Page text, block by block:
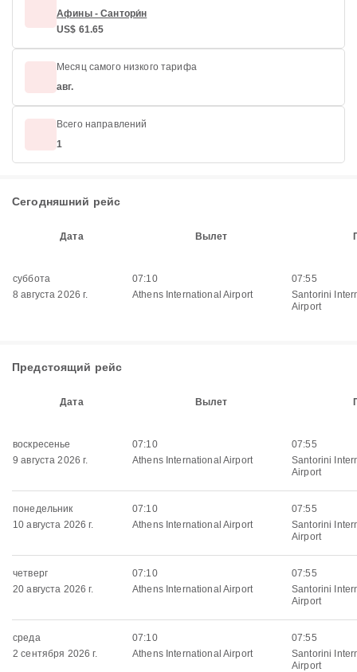
Афины - Сантори́н
US$ 61.65
Месяц самого низкого тарифа
авг.
Всего направлений
1
Сегодняшний рейс
Дата Вылет
суббота
8 августа 2026 г.
07:10
Athens International Airport
07:55
Santorini
Airport
Предстоящий рейс
Дата Вылет
воскресенье
9 августа 2026 г.
07:10
Athens International Airport
07:55
Santorini
Airport
понедельник
10 августа 2026 г.
07:10
Athens International Airport
07:55
Santorini
Airport
четверг
20 августа 2026 г.
07:10
Athens International Airport
07:55
Santorini
Airport
среда
2 сентября 2026 г.
07:10
Athens International Airport
07:55
Santorini
Airport